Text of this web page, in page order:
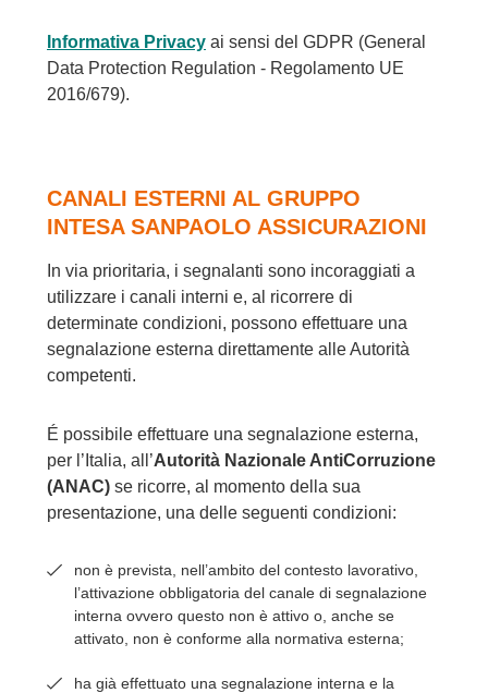
Informativa Privacy ai sensi del GDPR (General
Data Protection Regulation - Regolamento UE
2016/679).
CANALI ESTERNI AL GRUPPO
INTESA SANPAOLO ASSICURAZIONI
In via prioritaria, i segnalanti sono incoraggiati a
utilizzare i canali interni e, al ricorrere di
determinate condizioni, possono effettuare una
segnalazione esterna direttamente alle Autorità
competenti.
É possibile effettuare una segnalazione esterna,
per l’Italia, all’Autorità Nazionale AntiCorruzione
(ANAC) se ricorre, al momento della sua
presentazione, una delle seguenti condizioni:
non è prevista, nell’ambito del contesto lavorativo,
l’attivazione obbligatoria del canale di segnalazione
interna ovvero questo non è attivo o, anche se
attivato, non è conforme alla normativa esterna;
ha già effettuato una segnalazione interna e la